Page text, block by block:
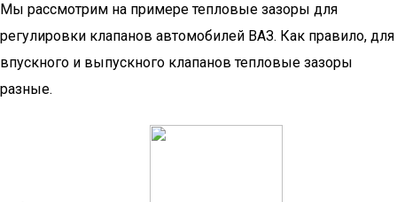
Мы рассмотрим на примере тепловые зазоры для
регулировки клапанов автомобилей ВАЗ. Как правило, для
впускного и выпускного клапанов тепловые зазоры
разные.